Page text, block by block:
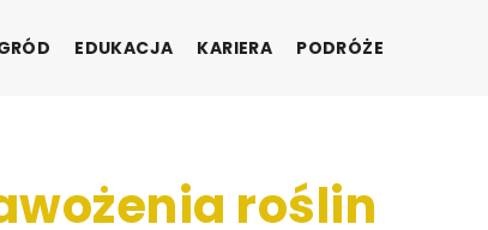
EDUKACJA KARIERA PODRÓŻE
roślin